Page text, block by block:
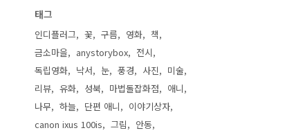
태그
인디플러그 꽃 구름 영화
책
금소마을
anystorybox
전시
독립영화
낙서 눈 풍경 사진
미술
리뷰
유화 성북 마법돌잡화점
애니
나무
하늘 단편 애니
이야기상자
canon ixus 100is
그림
안동